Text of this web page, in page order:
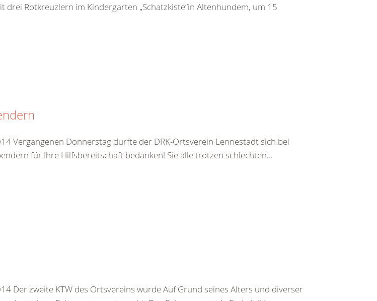
drei Rotkreuzlern im Kindergarten „Schatzkiste“in Altenhundem, um 15
Vergangenen Donnerstag durfte der DRK-Ortsverein Lennestadt sich bei
für Ihre Hilfsbereitschaft bedanken! Sie alle trotzen schlechten...
Der zweite KTW des Ortsvereins wurde Auf Grund seines Alters und diverser